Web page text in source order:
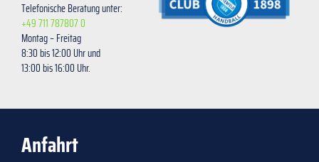
Telefonische Beratung unter:
+49 711 787807 0
Montag – Freitag
8:30 bis 12:00 Uhr und
13:00 bis 16:00 Uhr.
Anfahrt